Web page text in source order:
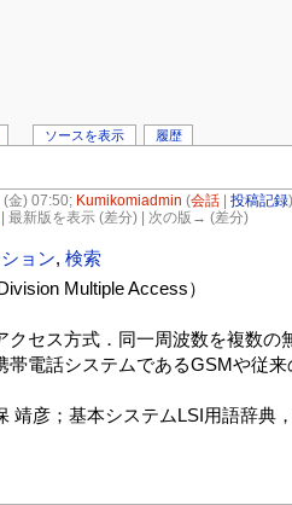
金) 07:50; Kumikomiadmin (会話| 投稿記録
| 最新版を表示 (差分) | 次の版→ (差分)
ョン, 検索
Multiple Access）
セス方式．同一周波数を複数の
帯電話システムであるGSMや従
靖彦；基本システムLSI用語辞典
ソースを表示 履歴